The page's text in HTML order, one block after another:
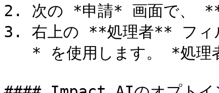
2. 次の *申請* 画面で、 **
3. 右上の **処理者** フ